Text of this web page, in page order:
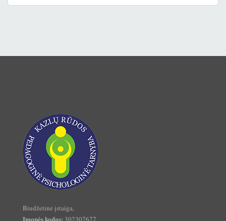
Biudžetinė įstaiga,
Įmonės kodas: 302307677